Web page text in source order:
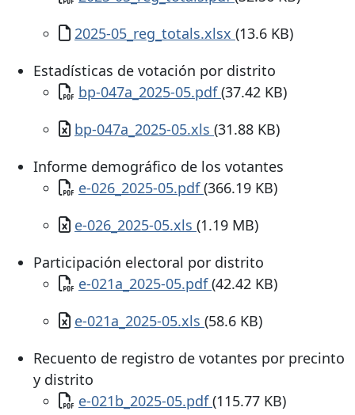
Documento
2025-05_reg_totals.xlsx (13.6 KB)
Estadísticas de votación por distrito
Documento
bp-047a_2025-05.pdf(37.42 KB)
Documento
bp-047a_2025-05.xls (31.88 KB)
Informe demográfico de los votantes
Documento
e-026_2025-05.pdf(366.19 KB)
Documento
e-026_2025-05.xls (1.19 MB)
Participación electoral por distrito
Documento
e-021a_2025-05.pdf(42.42 KB)
Documento
e-021a_2025-05.xls (58.6 KB)
Recuento de registro de votantes por precinto
y distrito
Documento
e-021b_2025-05.pdf(115.77 KB)